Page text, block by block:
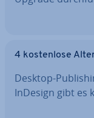
4 kos­ten­lo­se
Desktop-
InDesign gibt es